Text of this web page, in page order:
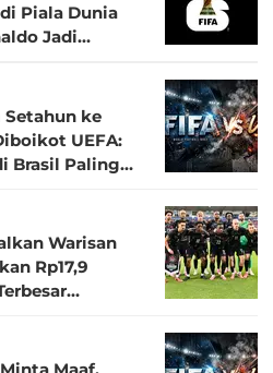
Piala Dunia
Jadi
Setahun ke
UEFA:
Brasil Paling
Warisan
Rp17,9